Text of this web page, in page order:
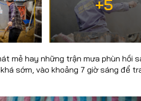
+5
mẻ hay những trận mưa phùn hồi
sớm, vào khoảng 7 giờ sáng để